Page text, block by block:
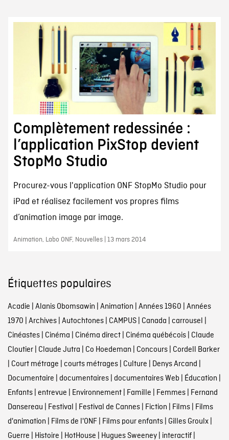
Complètement redessinée :
l’application PixStop devient
StopMo Studio
Procurez-vous l'application ONF StopMo Studio pour
iPad et réalisez facilement vos propres films
d’animation image par image.
Animation, Labo ONF, Nouvelles | 13 mars 2014
Étiquettes populaires
Acadie Alanis Obomsawin Animation Années 1960 Années
1970 Archives| Autochtones| CAMPUS| Canada carrousel
Cinéastes| Cinéma Cinéma direct| Cinéma québécois| Claude
Cloutier| Claude Jutra Co Hoedeman Concours| Cordell Barker
Court métrage courts métrages| Culture Denys Arcand
Documentaire documentaires| documentaires Web Éducation
Enfants| entrevue Environnement| Famille Femmes| Fernand
Dansereau Festival Festival de Cannes| Fiction Films| Films
d'animation Films de l'ONF| Films pour enfants| Gilles Groulx|
Guerre Histoire HotHouse Hugues Sweeney| interactif|